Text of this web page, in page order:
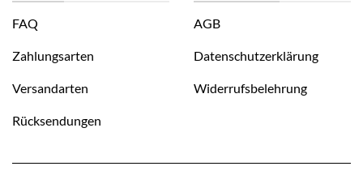
FAQ
Zahlungsarten
Versandarten
Rücksendungen
AGB
Datenschutzerklärung
Widerrufsbelehrung